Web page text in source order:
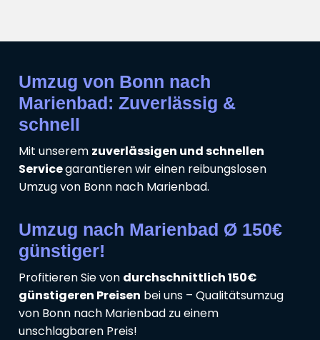
Umzug von Bonn nach
Marienbad: Zuverlässig &
schnell
Mit unserem zuverlässigen und schnellen
Servicegarantieren wir einen reibungslosen
Umzug von Bonn nach Marienbad.
Umzug nach Marienbad Ø 150€
günstiger!
Profitieren Sie von durchschnittlich 150€
günstigeren Preisen bei uns – Qualitätsumzug
von Bonn nach Marienbad zu einem
unschlagbaren Preis!